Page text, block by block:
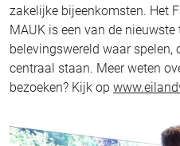
zakelijke bijeenkomsten. Het
MAUK is een van de
belevingswereld waar
centraal staan. Meer weten
bezoeken? Kijk op